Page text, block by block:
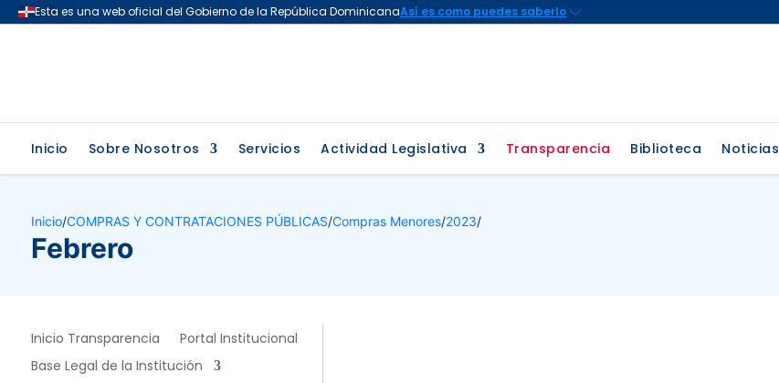
Inicio Sobre Nosotros Servicios Actividad Legislativa Transparencia Biblioteca Noticias
Inicio/COMPRAS Y CONTRATACIONES PÚBLICAS/Compras Menores/2023/
Febrero
Inicio Transparencia
Portal Institucional
Base Legal de la Institución